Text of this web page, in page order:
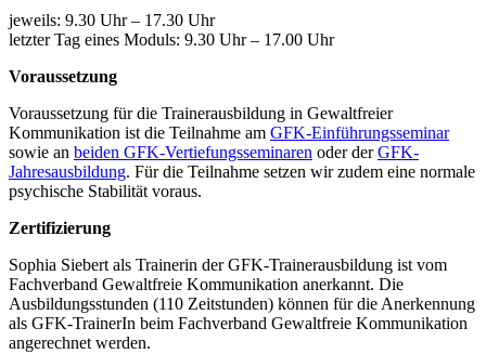
jeweils: 9.30 Uhr – 17.30 Uhr
letzter Tag eines Moduls: 9.30 Uhr – 17.00 Uhr
Voraussetzung
Voraussetzung für die Trainerausbildung in Gewaltfreier
Kommunikation ist die Teilnahme am GFK-Einführungsseminar
sowie an beiden GFK-Vertiefungsseminaren oder derGFK-
Jahresausbildung. Für die Teilnahme setzen wir zudem eine normale
psychische Stabilität voraus.
Zertifizierung
Sophia Siebert als Trainerin der GFK-Trainerausbildung ist vom
Fachverband Gewaltfreie Kommunikation anerkannt. Die
Ausbildungsstunden (110 Zeitstunden) können für die Anerkennung
als GFK-TrainerIn beim Fachverband Gewaltfreie Kommunikation
angerechnet werden.